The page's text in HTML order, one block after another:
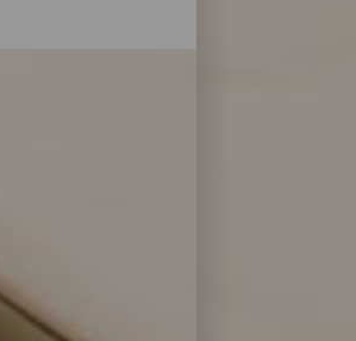
Art von Service
Auswahl der
ein paar Tage